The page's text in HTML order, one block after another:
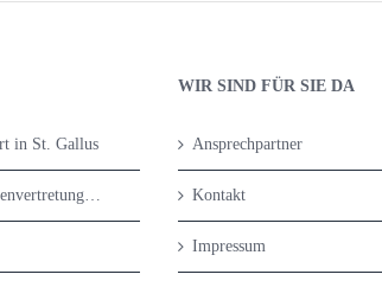
in St. Gallus
WIR SIND FÜR SIE DA
Ansprechpartner
Kontakt
Impressum